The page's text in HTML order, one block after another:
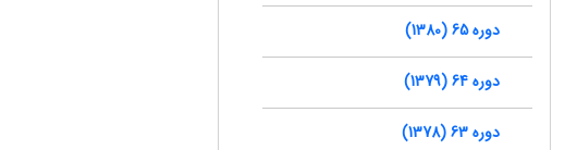
دوره 65 (1380)
دوره 64 (1379)
دوره 63 (1378)